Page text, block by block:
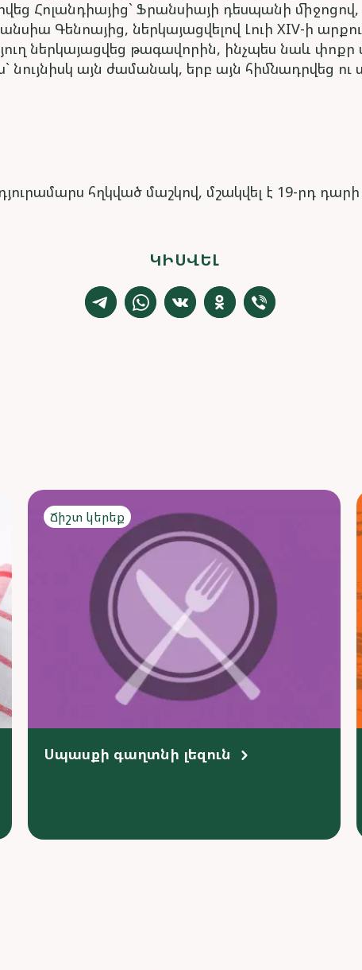
Հոլանդիայից` Ֆրանսիայի դեսպանի
Գենոայից, ներկայացվելով Լուի XIV-ի
ներկայացվեց թագավորին, ինչպես նաև
նույնիսկ այն ժամանակ, երբ այն հիմնադրվեց
հղկված մաշկով, մշակվել է 19-րդ դարի
ԿԻՍՎԵԼ
Ճիշտ կերեք
Սպասքի գաղտնի լեզուն